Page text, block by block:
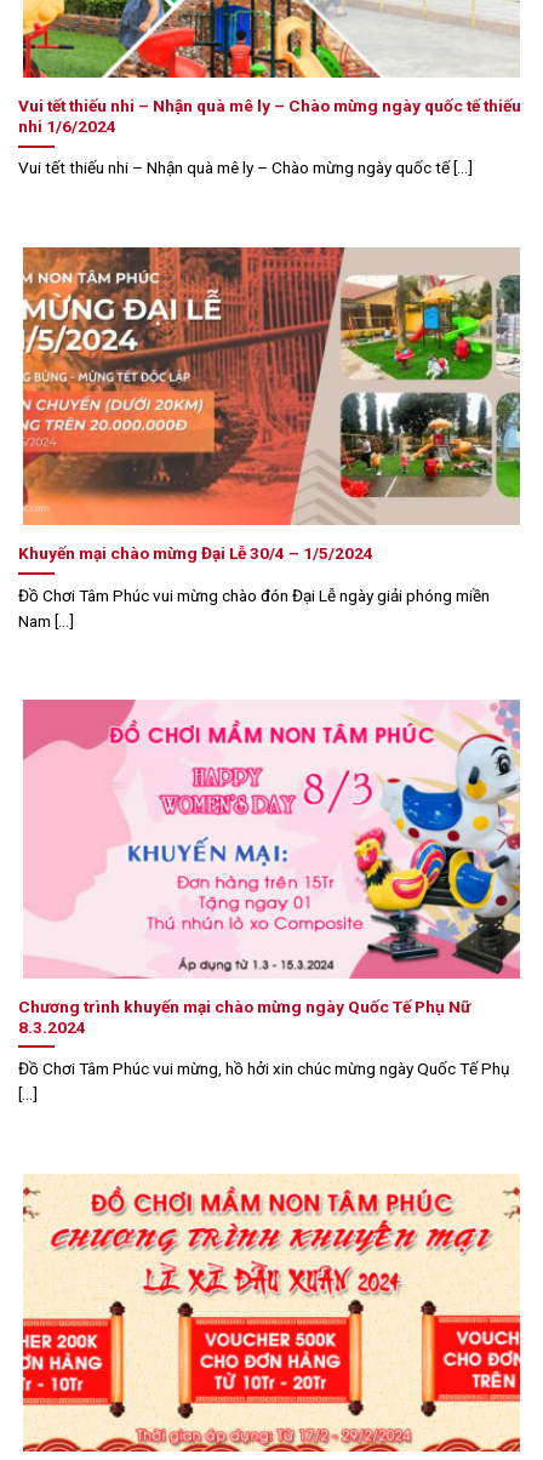
Vui tết thiếu nhi – Nhận quà mê ly – Chào mừng ngày quốc tế thiếu
nhi 1/6/2024
Vui tết thiếu nhi – Nhận quà mê ly – Chào mừng ngày quốc tế [...]
Khuyến mại chào mừng Đại Lễ 30/4 – 1/5/2024
Đồ Chơi Tâm Phúc vui mừng chào đón Đại Lễ ngày giải phóng miền
Nam [...]
Chương trình khuyến mại chào mừng ngày Quốc Tế Phụ Nữ
8.3.2024
Đồ Chơi Tâm Phúc vui mừng, hồ hởi xin chúc mừng ngày Quốc Tế Phụ
[...]